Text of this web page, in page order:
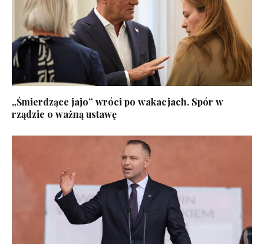
„Śmierdzące jajo” wróci po wakacjach. Spór w
rządzie o ważną ustawę